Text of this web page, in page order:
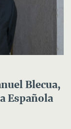
Blecua,
Española